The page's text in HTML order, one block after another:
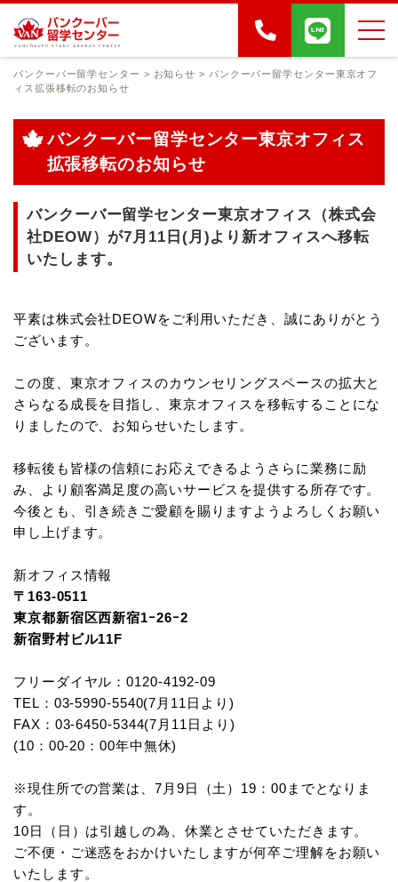
バンクーバー留学センター > お知らせ > バンクーバー留学センター東京オフ
ィス拡張移転のお知らせ
バンクーバー留学センター東京オフィス
拡張移転のお知らせ
バンクーバー留学センター東京オフィス（株式会
社DEOW）が7月11日(月)より新オフィスへ移転
いたします。
平素は株式会社DEOWをご利用いただき、誠にありがとう
ございます。
この度、東京オフィスのカウンセリングスペースの拡大と
さらなる成長を目指し、東京オフィスを移転することにな
りましたので、お知らせいたします。
移転後も皆様の信頼にお応えできるようさらに業務に励
み、より顧客満足度の高いサービスを提供する所存です。
今後とも、引き続きご愛顧を賜りますようよろしくお願い
申し上げます。
新オフィス情報
〒163-0511
東京都新宿区西新宿1ｰ26ｰ2
新宿野村ビル11F
フリーダイヤル：0120-4192-09
TEL：03-5990-5540(7月11日より)
FAX：03-6450-5344(7月11日より)
(10：00-20：00年中無休)
※現住所での営業は、7月9日（土）19：00までとなりま
す。
10日（日）は引越しの為、休業とさせていただきます。
ご不便・ご迷惑をおかけいたしますが何卒ご理解をお願い
いたします。